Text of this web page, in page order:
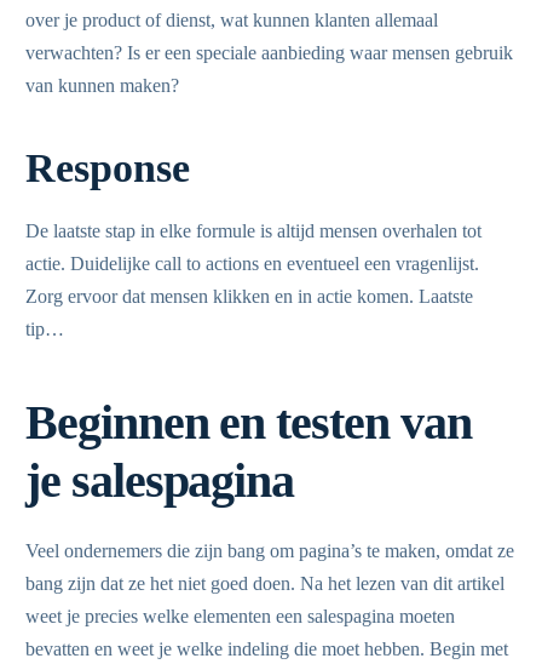
over je product of dienst, wat kunnen klanten allemaal
verwachten? Is er een speciale aanbieding waar mensen gebruik
van kunnen maken?
Response
De laatste stap in elke formule is altijd mensen overhalen tot
actie. Duidelijke call to actions en eventueel een vragenlijst.
Zorg ervoor dat mensen klikken en in actie komen. Laatste
tip…
Beginnen en testen van
je salespagina
Veel ondernemers die zijn bang om pagina’s te maken, omdat ze
bang zijn dat ze het niet goed doen. Na het lezen van dit artikel
weet je precies welke elementen een salespagina moeten
bevatten en weet je welke indeling die moet hebben. Begin met